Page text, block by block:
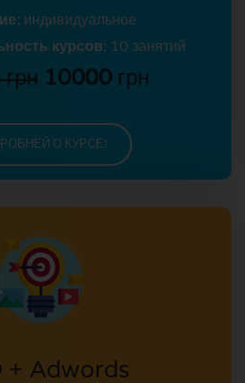
индивидуальное
курсов: 10 занятий
10000 грн
О КУРСЕ!
+ Adwords